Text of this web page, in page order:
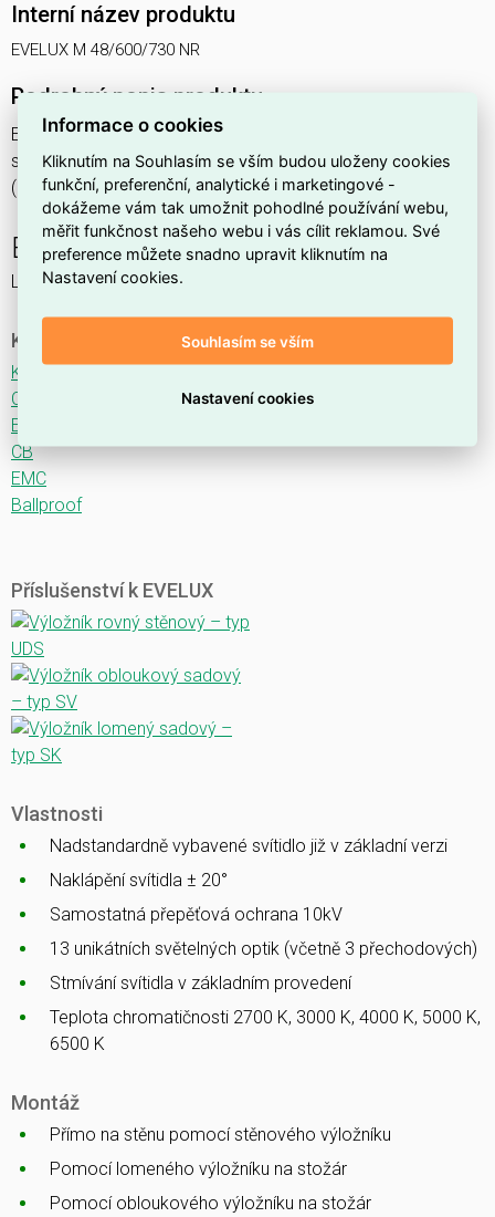
Interní název produktu
EVELUX M 48/600/730 NR
Podrobný popis produktu
EVELUX M 48/600/730 NR 105W IP66
svítidlo pouliční s modulem LED, spektrum 730A3, optika NR
(Narrow Road TYPE II ME3)
EVELUX
LED svítidlo pro osvětlení komunikací.
Ke stažení
Katalogový list
CE
ENEC
CB
EMC
Ballproof
Příslušenství k EVELUX
Vlastnosti
Nadstandardně vybavené svítidlo již v základní verzi
Naklápění svítidla ± 20°
Samostatná přepěťová ochrana 10kV
13 unikátních světelných optik (včetně 3 přechodových)
Stmívání svítidla v základním provedení
Teplota chromatičnosti 2700 K, 3000 K, 4000 K, 5000 K,
6500 K
Montáž
Přímo na stěnu pomocí stěnového výložníku
Pomocí lomeného výložníku na stožár
Pomocí obloukového výložníku na stožár
Informace o cookies
Kliknutím na Souhlasím se vším budou uloženy cookies
funkční, preferenční, analytické i marketingové -
dokážeme vám tak umožnit pohodlné používání webu,
měřit funkčnost našeho webu i vás cílit reklamou. Své
preference můžete snadno upravit kliknutím na
Nastavení cookies.
Souhlasím se vším
Nastavení cookies